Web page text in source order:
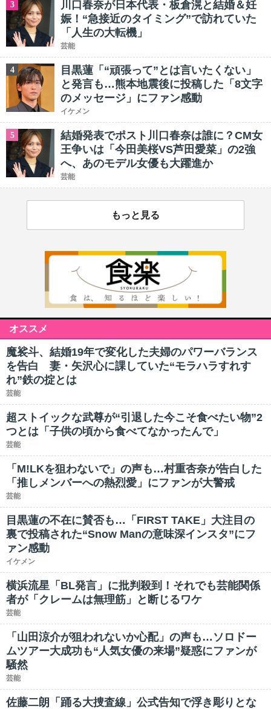
3
川口春奈が日本代表・板倉滉と結婚＆妊
娠！“急接近のタイミング”で訪れていた
「人生の大転機」
芸能
4
目黒蓮「“頑張って”とは言いたくない」
と発言も…熊本地震後に投稿した「8文字
のメッセージ」にファン感動
イケメン
5
結婚発表でポスト川口春奈は誰に？CM女
王争いは「今田美桜VS芦田愛菜」の2強
へ、あのモデル女優も大躍進か
芸能
もっと見る
オススメ
魔裟斗、結婚19年で変化した夫婦のパワーバランス
を告白 妻・矢沢心に課していた“モラハラすれす
れ”鉄の掟とは
芸能
超ストイックな武尊が“引退した今こそ食べたい物”2
つとは「子供の頃から食べてなかったんで」
芸能
「M!LKを狙わないで」の声も…村重杏奈が告白した
「推しメンバーへの熱烈愛」にファンが大警戒
芸能
目黒蓮の不在に賛否も…「FIRST TAKE」大注目の
裏で投稿された“Snow Manの意味深インスタ”にフ
ァン感動
イケメン
横浜流星「BL発言」に批判殺到！それでも芸能関係
者が「クレームは無理筋」と断じるワケ
芸能
「山田涼介が狙われないか心配」の声も…ソロドー
ムツアー大成功も“人気女優の来場”疑惑にファンが
騒然
芸能
佐藤二朗「踊る大捜査線」公式告知で浮き彫りとな